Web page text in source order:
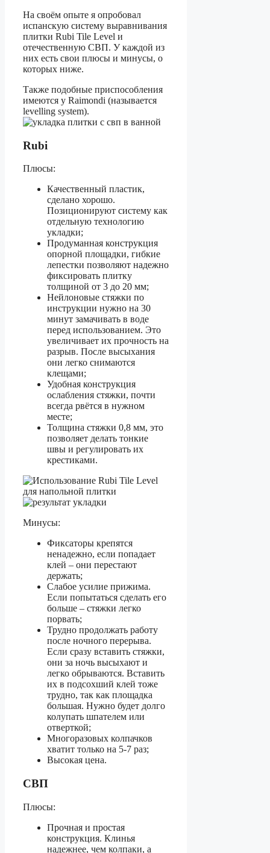
На своём опыте я опробовал
испанскую систему выравнивания
плитки Rubi Tile Level и
отечественную СВП. У каждой из
них есть свои плюсы и минусы, о
которых ниже.
Также подобные приспособления
имеются у Raimondi (называется
levelling system).
Rubi
Плюсы:
Качественный пластик,
сделано хорошо.
Позиционируют систему как
отдельную технологию
укладки;
Продуманная конструкция
опорной площадки, гибкие
лепестки позволяют надежно
фиксировать плитку
толщиной от 3 до 20 мм;
Нейлоновые стяжки по
инструкции нужно на 30
минут замачивать в воде
перед использованием. Это
увеличивает их прочность на
разрыв. После высыхания
они легко снимаются
клещами;
Удобная конструкция
ослабления стяжки, почти
всегда рвётся в нужном
месте;
Толщина стяжки 0,8 мм, это
позволяет делать тонкие
швы и регулировать их
крестиками.
Минусы:
Фиксаторы крепятся
ненадежно, если попадает
клей – они перестают
держать;
Слабое усилие прижима.
Если попытаться сделать его
больше – стяжки легко
порвать;
Трудно продолжать работу
после ночного перерыва.
Если сразу вставить стяжки,
они за ночь высыхают и
легко обрываются. Вставить
их в подсохший клей тоже
трудно, так как площадка
большая. Нужно будет долго
колупать шпателем или
отверткой;
Многоразовых колпачков
хватит только на 5-7 раз;
Высокая цена.
СВП
Плюсы:
Прочная и простая
конструкция. Клинья
надежнее, чем колпаки, а